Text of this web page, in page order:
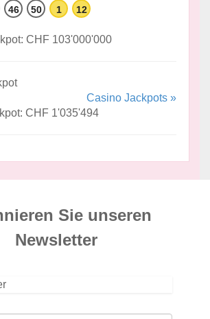
46 50 1 12
CHF 103'000'000
Casino Jackpots »
CHF 1'035'494
Sie unseren
News­letter